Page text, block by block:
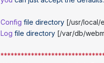
Config file directory [/usr/local/
Log file directory [/var/db/